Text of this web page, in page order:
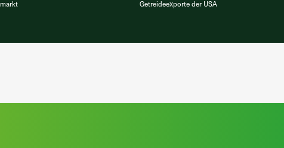
Getreideexporte der USA